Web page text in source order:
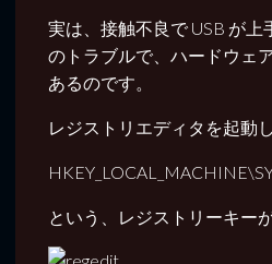
実は、接触不良で USB が
のトラブルで、ハードウェ
あるのです。
レジストリエディタを起動
という、レジストリーキー